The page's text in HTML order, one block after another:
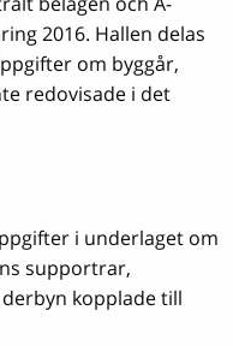
2016. Hallen delas
om byggår,
redovisade i det
i underlaget om
supportrar,
kopplade till